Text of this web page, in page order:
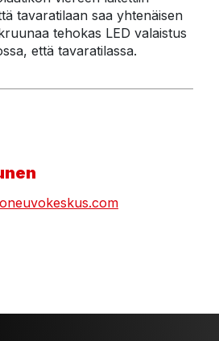
tavaratilaan saa yhtenäisen
tehokas LED valaistus
että tavaratilassa.